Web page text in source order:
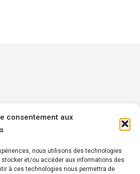
consentement aux
nous utilisons des technologies
et/ou accéder aux informations des
à ces technologies nous permettra de